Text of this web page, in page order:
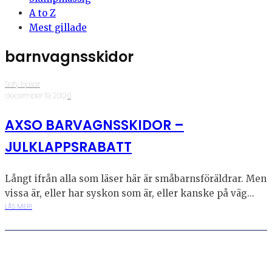
A to Z
Mest gillade
barnvagnsskidor
Sofy tipsar
·december 19, 2012·0
AXSO BARVAGNSSKIDOR –
JULKLAPPSRABATT
Långt ifrån alla som läser här är småbarnsföräldrar. Men
vissa är, eller har syskon som är, eller kanske på väg...
LÄS MER!